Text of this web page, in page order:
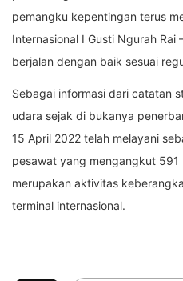
pemangku kepentingan terus
Internasional I Gusti Ngurah
berjalan dengan baik sesuai
Sebagai informasi dari catatan
udara sejak di bukanya
15 April 2022 telah melayani
pesawat yang mengangkut
merupakan aktivitas
terminal internasional.